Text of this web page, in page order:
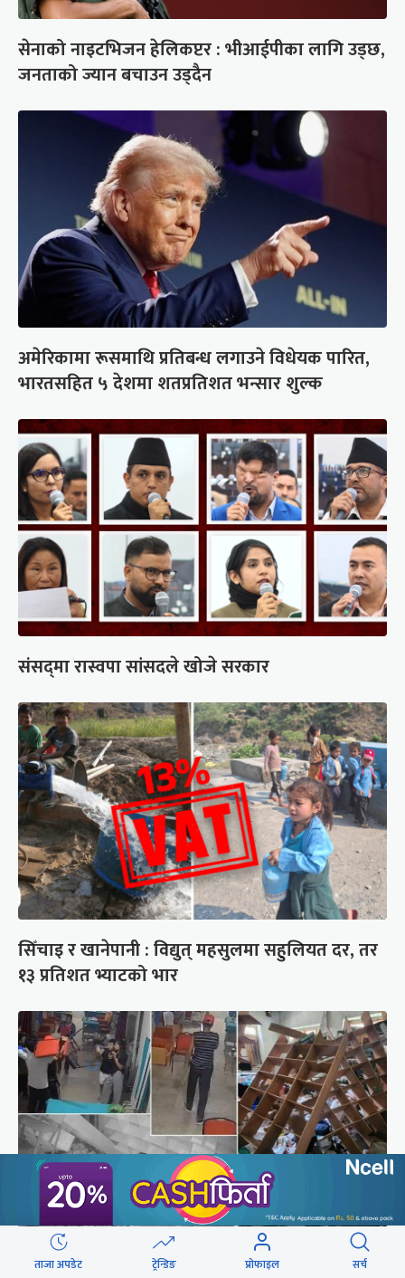
सेनाको नाइटभिजन हेलिकप्टर : भीआईपीका लागि उड्छ,
जनताको ज्यान बचाउन उड्दैन
अमेरिकामा रूसमाथि प्रतिबन्ध लगाउने विधेयक पारित,
भारतसहित ५ देशमा शतप्रतिशत भन्सार शुल्क
संसद्‍मा रास्वपा सांसदले खोजे सरकार
सिँचाइ र खानेपानी : विद्युत् महसुलमा सहुलियत दर, तर
१३ प्रतिशत भ्याटको भार
दिउँसो डाक्टर, नर्स कुटिएको कालीकोटको पलाँता
ताजा अपडेट ट्रेन्डिङ प्रोफाइल सर्च